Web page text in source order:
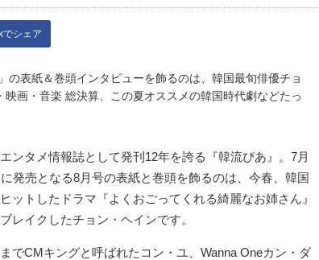
でシェア
の表紙＆巻頭インタビューを飾るのは、韓国最旬俳優チョ
画・音楽 総決算、この夏オススメの韓国時代劇などたっ
ンタメ情報誌として発刊12年を誇る『韓流ぴあ』。7月
発売となる8月号の表紙と巻頭を飾るのは、今春、韓国
ットしたドラマ『よくおごってくれる綺麗なお姉さん』
レイクしたチョン・ヘインです。
でCMキングと呼ばれたコン・ユ、Wanna Oneカン・ダ